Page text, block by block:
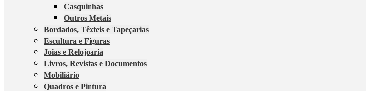
Casquinhas
Outros Metais
Bordados, Têxteis e Tapeçarias
Escultura e Figuras
Joias e Relojoaria
Livros, Revistas e Documentos
Mobiliário
Quadros e Pintura